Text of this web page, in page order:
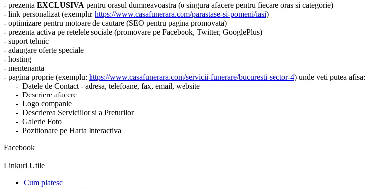
- prezenta EXCLUSIVA pentru orasul dumneavoastra (o singura afacere pentru fiecare oras si categorie)
- link personalizat (exemplu: https://www.casafunerara.com/parastase-si-pomeni/iasi)
- optimizare pentru motoare de cautare (SEO pentru pagina promovata)
- prezenta activa pe retelele sociale (promovare pe Facebook, Twitter, GooglePlus)
- suport tehnic
- adaugare oferte speciale
- hosting
- mentenanta
- pagina proprie (exemplu: https://www.casafunerara.com/servicii-funerare/bucuresti-sector-4) unde veti putea afisa:
- Datele de Contact - adresa, telefoane, fax, email, website
- Descriere afacere
- Logo companie
- Descrierea Serviciilor si a Preturilor
- Galerie Foto
- Pozitionare pe Harta Interactiva
Facebook
Linkuri Utile
Cum platesc